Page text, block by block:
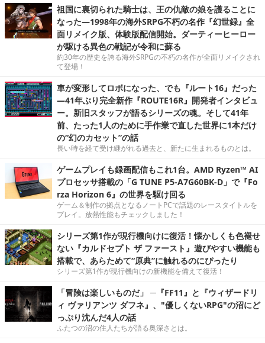
祖国に裏切られた騎士は、王の仇敵の娘を護ることに
なった―1998年の海外SRPG不朽の名作『幻世録』全
面リメイク版、体験版配信開始。ダーティーヒーロー
が駆ける異色の戦記が令和に蘇る
約30年の歴史を誇る海外SRPGの不朽の名作が全面リメイクされ
て登場！
車が変形してロボになった、でも『ルート16』だった
―41年ぶり完全新作『ROUTE16R』開発者インタビュ
ー。新旧スタッフが語るシリーズの魂。そして41年
前、たった1人のために手作業で直した世界に1本だけ
の“幻のカセット”の話
長い時を経て受け継がれる過去と、新たに生まれるものとは。
ゲームプレイも録画配信もこれ1台。AMD Ryzen™ AI
プロセッサ搭載の「G TUNE P5-A7G60BK-D」で『Fo
rza Horizon 6』の世界を駆け回る
ゲーム＆制作の拠点となるノートPCで話題のレースタイトルを
プレイ。放熱性能もチェックしました！
シリーズ第1作が現行機向けに復活！懐かしくも色褪せ
ない『カルドセプト ザ ファースト』遊びやすい機能も
搭載で、あらためて“原典”に触れるのにぴったり
シリーズ第1作が現行機向けの新機能を備えて復活！
「冒険は楽しいものだ」 ─『FF11』と『ウィザードリ
ィ ヴァリアンツ ダフネ』、"優しくないRPG"の沼にど
っぷり沈んだ4人の話
ふたつの沼の住人たちが語る奥深さとは。